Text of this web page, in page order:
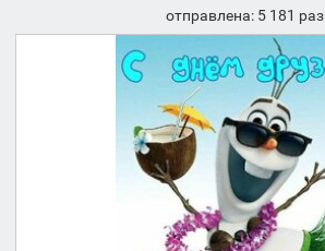
отправлена: 5 181 раз